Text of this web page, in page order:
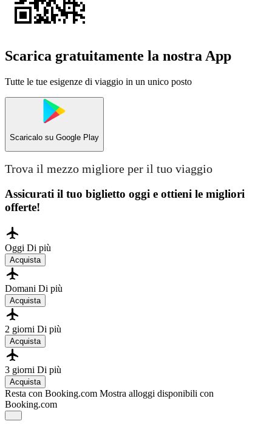
Scarica gratuitamente la nostra App
Tutte le tue esigenze di viaggio in un unico posto
Scaricalo su Google Play
Trova il mezzo migliore per il tuo viaggio
Assicurati il ​​tuo biglietto oggi e ottieni le migliori
offerte!
Oggi Di più
Acquista
Domani Di più
Acquista
2 giorni Di più
Acquista
3 giorni Di più
Acquista
Resta con Booking.com Mostra alloggi disponibili con
Booking.com